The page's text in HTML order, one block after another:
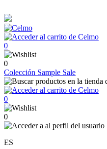
0
0
Colección Sample Sale
0
0
ES